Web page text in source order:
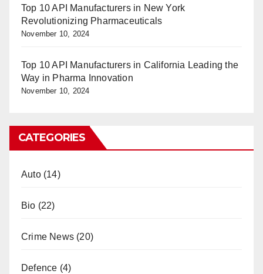
Top 10 API Manufacturers in New York
Revolutionizing Pharmaceuticals
November 10, 2024
Top 10 API Manufacturers in California Leading the
Way in Pharma Innovation
November 10, 2024
CATEGORIES
Auto(14)
Bio (22)
Crime News (20)
Defence (4)